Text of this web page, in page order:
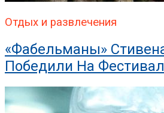
Отдых и развлечения
«Фабельманы»
Победили На